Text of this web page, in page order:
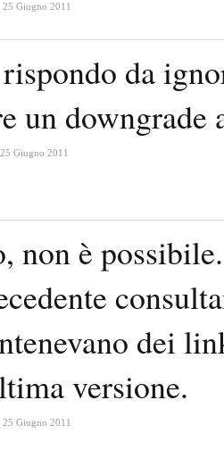
25 Giugno 2011
da
un downgrade
25 Giugno 2011
non è
dei
versione.
25 Giugno 2011